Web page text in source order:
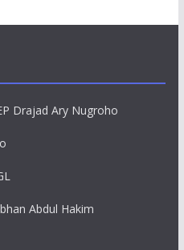
Drajad Ary Nugroho
Abdul Hakim